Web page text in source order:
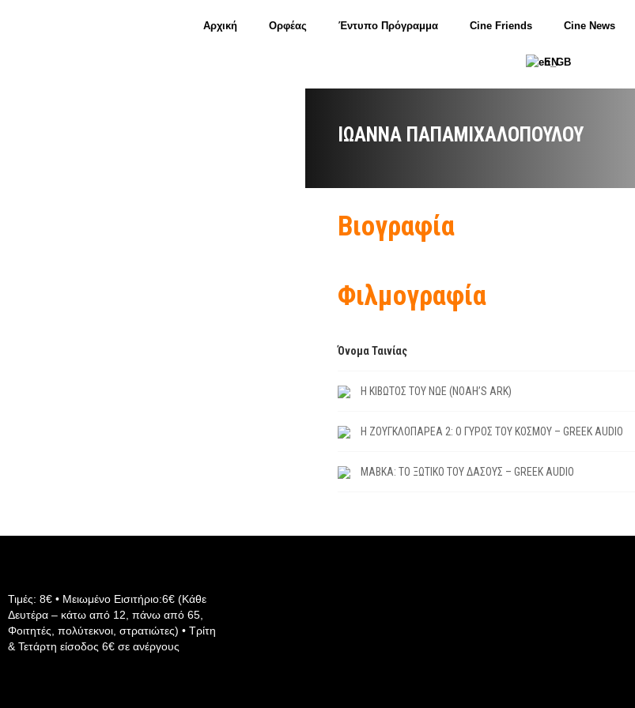
Αρχική Ορφέας Έντυπο Πρόγραμμα Cine Friends Cine News
EN
ΙΩΆΝΝΑ ΠΑΠΑΜΙΧΑΛΟΠΟΎΛΟΥ
Βιογραφία
Φιλμογραφία
Όνομα Ταινίας
Η ΚΙΒΩΤΟΣ ΤΟΥ ΝΩΕ (NOAH’S ARK)
Η ΖΟΥΓΚΛΟΠΑΡΕΑ 2: Ο ΓΥΡΟΣ ΤΟΥ ΚΟΣΜΟΥ – GREEK AUDIO
ΜΑΒΚΑ: ΤΟ ΞΩΤΙΚΟ ΤΟΥ ΔΑΣΟΥΣ – GREEK AUDIO
Τιμές: 8€ • Μειωμένο Εισιτήριο:6€ (Κάθε
Δευτέρα – κάτω από 12, πάνω από 65,
Φοιτητές, πολύτεκνοι, στρατιώτες) • Τρίτη
& Τετάρτη είσοδος 6€ σε ανέργους